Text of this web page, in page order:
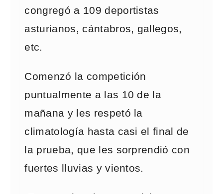
congregó a 109 deportistas
asturianos, cántabros, gallegos,
etc.
Comenzó la competición
puntualmente a las 10 de la
mañana y les respetó la
climatología hasta casi el final de
la prueba, que les sorprendió con
fuertes lluvias y vientos.